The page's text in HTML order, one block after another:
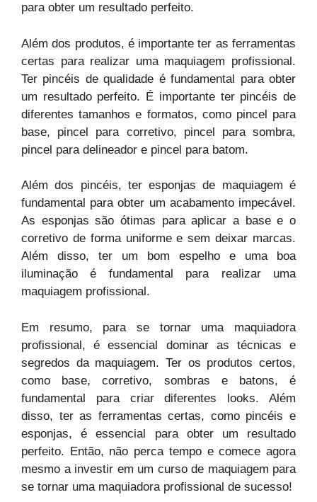
para obter um resultado perfeito.
Além dos produtos, é importante ter as ferramentas
certas para realizar uma maquiagem profissional.
Ter pincéis de qualidade é fundamental para obter
um resultado perfeito. É importante ter pincéis de
diferentes tamanhos e formatos, como pincel para
base, pincel para corretivo, pincel para sombra,
pincel para delineador e pincel para batom.
Além dos pincéis, ter esponjas de maquiagem é
fundamental para obter um acabamento impecável.
As esponjas são ótimas para aplicar a base e o
corretivo de forma uniforme e sem deixar marcas.
Além disso, ter um bom espelho e uma boa
iluminação é fundamental para realizar uma
maquiagem profissional.
Em resumo, para se tornar uma maquiadora
profissional, é essencial dominar as técnicas e
segredos da maquiagem. Ter os produtos certos,
como base, corretivo, sombras e batons, é
fundamental para criar diferentes looks. Além
disso, ter as ferramentas certas, como pincéis e
esponjas, é essencial para obter um resultado
perfeito. Então, não perca tempo e comece agora
mesmo a investir em um curso de maquiagem para
se tornar uma maquiadora profissional de sucesso!